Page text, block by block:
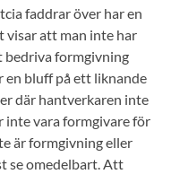
faddrar över har en
visar att man inte har
bedriva formgivning
en bluff på ett liknande
där hantverkaren inte
inte vara formgivare för
är formgivning eller
se omedelbart. Att